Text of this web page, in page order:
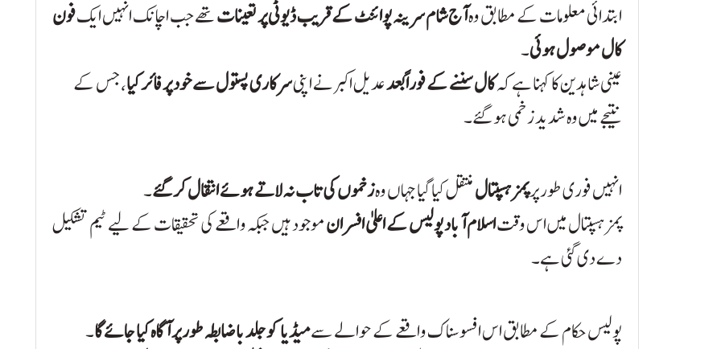
ابتدائی معلومات کے مطابق وہآج شام سرینہ پوائنٹ کے قریب ڈیوٹی پر تعیناتتھے جب اچانک انہیں ایکفون
کال موصول ہوئی۔
عینی شاہدین کا کہنا ہے کہکال سننے کے فوراً بعدعدیل اکبر نے اپنیسرکاری پستول سے خود پر فائر کیا، جس کے
نتیجے میں وہ شدید زخمی ہو گئے۔
انہیں فوری طور پرپمز ہسپتالمنتقل کیا گیا جہاں وہزخموں کی تاب نہ لاتے ہوئے انتقال کر گئے۔
پمز ہسپتال میں اس وقتاسلام آباد پولیس کے اعلیٰ افسرانموجود ہیں جبکہ واقعے کی تحقیقات کے لیے ٹیم تشکیل
دے دی گئی ہے۔
پولیس حکام کے مطابق اس افسوسناک واقعے کے حوالے سےمیڈیا کو جلد باضابطہ طور پر آگاہ کیا جائے گا۔